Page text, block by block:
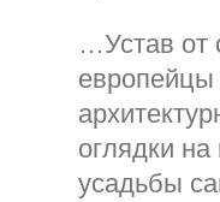
…Устав от
европейцы
оглядки
усадьбы